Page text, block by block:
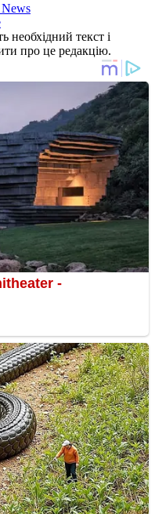
необхідний текст і
про це редакцію.